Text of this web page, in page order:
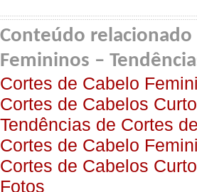
Conteúdo
Femininos –
Cortes de Cabelo
Cortes de Cabelos
Tendências de Cortes
Cortes de Cabelo
Cortes de Cabelos
Fotos